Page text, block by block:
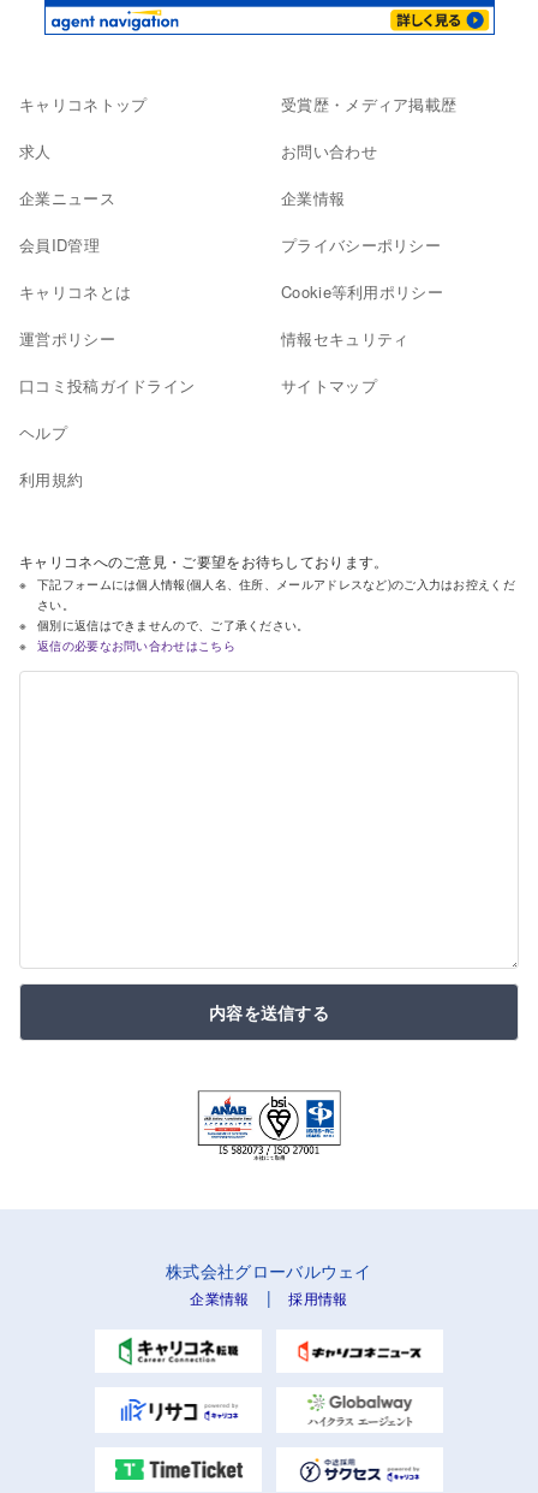
キャリコネトップ
求人
企業ニュース
会員ID管理
キャリコネとは
運営ポリシー
口コミ投稿ガイドライン
ヘルプ
利用規約
受賞歴・メディア掲載歴
お問い合わせ
企業情報
プライバシーポリシー
Cookie等利用ポリシー
情報セキュリティ
サイトマップ
キャリコネへのご意見・ご要望をお待ちしております。
下記フォームには個人情報(個人名、住所、メールアドレスなど)のご入力はお控えくだ
さい。
個別に返信はできませんので、ご了承ください。
返信の必要なお問い合わせはこちら
内容を送信する
株式会社グローバルウェイ
企業情報 |採用情報